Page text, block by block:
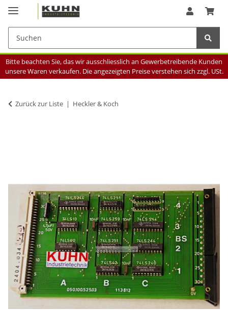
Bitte beachten Sie, das wir ausschliesslich an Gewerbetreibende Kunden
unsere Waren verkaufen. Die angezeigten Preise verstehen sich zzgl. USt.
Zurück zur Liste Heckler & Koch